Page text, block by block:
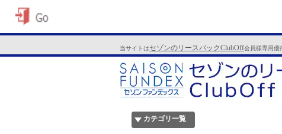
当サイトはセゾンのリースバックClubOff会員様専用優
カテゴリ一覧